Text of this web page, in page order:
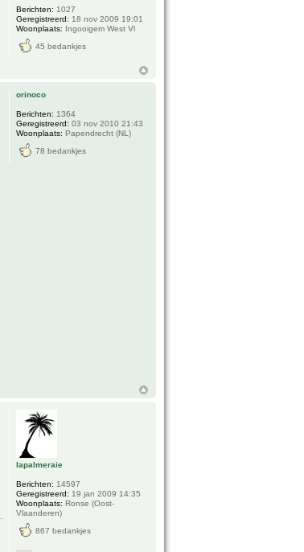
Berichten: 1027
Geregistreerd: 18 nov 2009 19:01
Woonplaats: Ingooigem West Vl
45 bedankjes
orinoco
Berichten: 1364
Geregistreerd: 03 nov 2010 21:43
Woonplaats: Papendrecht (NL)
78 bedankjes
lapalmeraie
Berichten: 14597
Geregistreerd: 19 jan 2009 14:35
Woonplaats: Ronse (Oost-
Vlaanderen)
867 bedankjes